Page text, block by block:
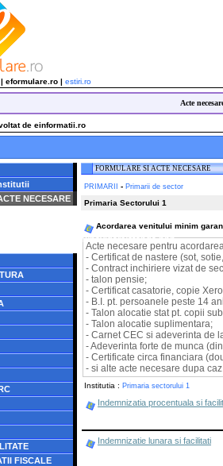
| eformulare.ro | estiri.ro
Acte
de einformatii.ro
NECESARE
public_html/navigare/stanga.php
FISCALE
FORMULARE SI ACTE NECESARE
PRIMARII - Primarii de sector
Primaria Sectorului 1
Acordarea venitului minim
Acte necesare pentru
- Certificat de nastere (sot,
- Contract inchiriere vizat de
- talon pensie;
- Certificat casatorie, copie
- B.I. pt. persoanele peste 14
- Talon alocatie stat pt. copii
- Talon alocatie suplimentara;
- Carnet CEC si adeverinta de
- Adeverinta forte de munca
- Certificate circa financiara
- si alte acte necesare dupa
Institutia : Primaria sectorului 1
Indemnizatia procentuala si
Indemnizatie lunara si facilitati